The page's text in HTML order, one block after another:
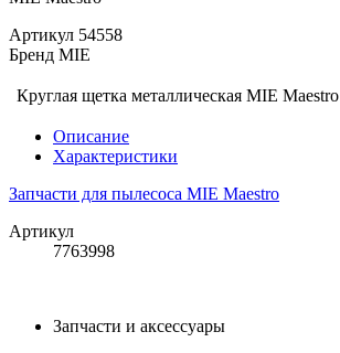
Артикул 54558
Бренд MIE
Круглая щетка металлическая MIE Maestro
Описание
Характеристики
Запчасти для пылесоса MIE Maestro
Артикул
7763998
Запчасти и аксессуары